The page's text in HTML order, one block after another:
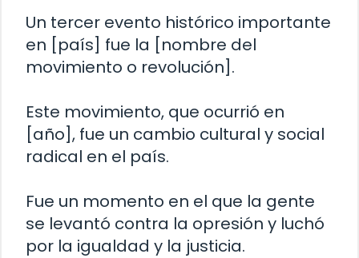
Un tercer evento histórico importante
en [país] fue la [nombre del
movimiento o revolución].
Este movimiento, que ocurrió en
[año], fue un cambio cultural y social
radical en el país.
Fue un momento en el que la gente
se levantó contra la opresión y luchó
por la igualdad y la justicia.